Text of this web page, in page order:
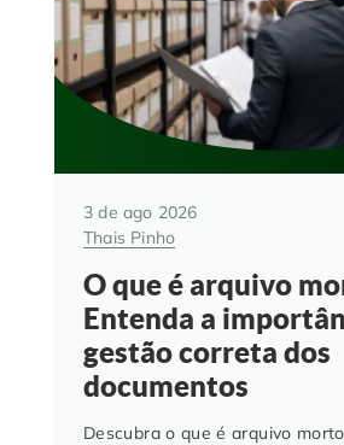
3 de ago 2026
Thais Pinho
O que é arquivo
Entenda a
gestão correta dos
documentos
Descubra o que é arquivo